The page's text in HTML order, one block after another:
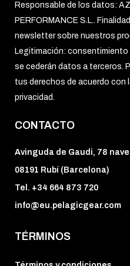
Responsable de los datos:
PERFORMANCE S.L..
newsletter sobre nuestros
Legitimación: consentimiento
se cederán datos a terceros.
tus derechos de acuerdo con
privacidad.
CONTACTO
Avinguda de Gaudi, 78 nave
08191 Rubí (Barcelona)
Tel. +34 664 873 720
info@eu.pelagicgear.com
TÉRMINOS